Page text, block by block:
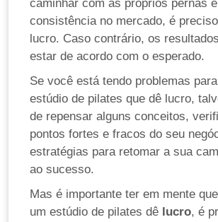
caminhar com as próprios pernas
consistência no mercado, é
lucro. Caso contrário, os
estar de acordo com o esperado.
Se você está tendo problemas
estúdio de pilates que dê lucro,
de repensar alguns conceitos,
pontos fortes e fracos do seu
estratégias para retomar a sua
ao sucesso.
Mas é importante ter em mente
um estúdio de pilates dê lucro, é